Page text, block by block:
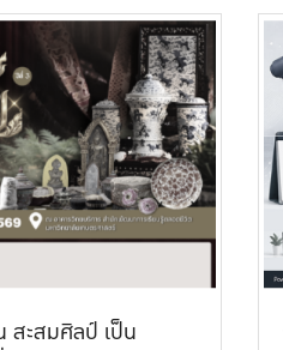
สะสมศิลป์ เป็น